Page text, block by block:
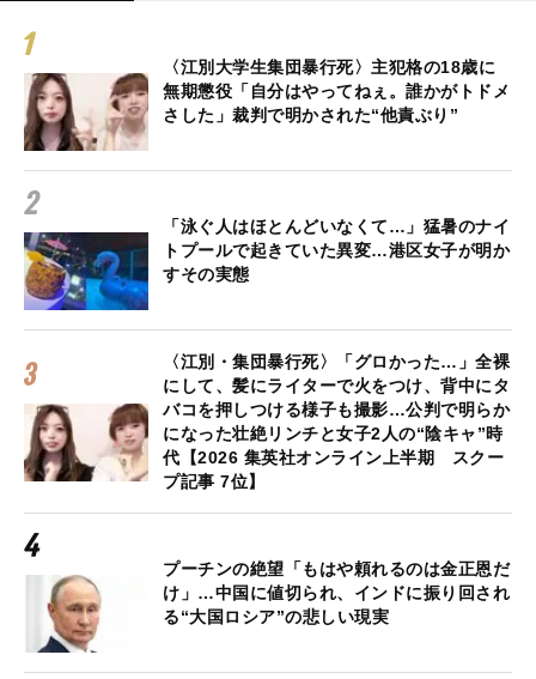
〈江別大学生集団暴行死〉主犯格の18歳に
無期懲役「自分はやってねぇ。誰かがトドメ
さした」裁判で明かされた“他責ぶり”
「泳ぐ人はほとんどいなくて…」猛暑のナイ
トプールで起きていた異変…港区女子が明か
すその実態
〈江別・集団暴行死〉「グロかった…」全裸
にして、髪にライターで火をつけ、背中にタ
バコを押しつける様子も撮影…公判で明らか
になった壮絶リンチと女子2人の“陰キャ”時
代【2026 集英社オンライン上半期 スクー
プ記事 7位】
プーチンの絶望「もはや頼れるのは金正恩だ
け」…中国に値切られ、インドに振り回され
る“大国ロシア”の悲しい現実